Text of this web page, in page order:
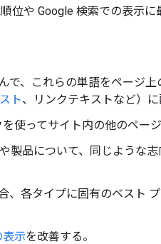
位や Google 検索での表示に
で、これらの単語をページ
ト、リンクテキストなど）に
使ってサイト内の他のページ
製品について、同じような
、各タイプに固有のベスト
表示を改善する。